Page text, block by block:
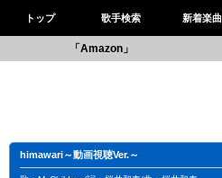
トップ 歌手検索 新着楽曲
「Amazon」
himawari～動画視聴Ver.～